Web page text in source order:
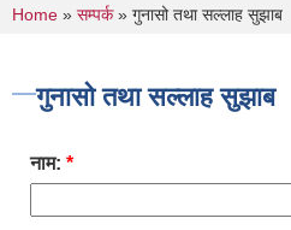
You are here
Home » सम्पर्क» गुनासो तथा सल्लाह सुझाब
गुनासो तथा सल्लाह सुझाब
नाम: *